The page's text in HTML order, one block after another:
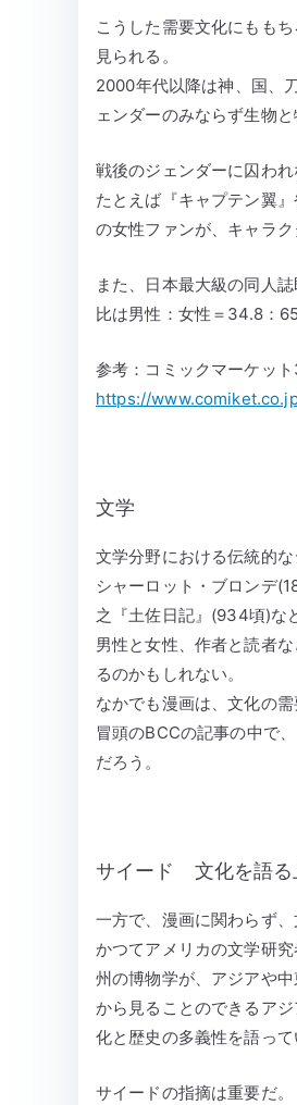
こうした需要文化にもも
見られる。
2000年代以降は神、国、
ェンダーのみならず生物
戦後のジェンダーに囚わ
たとえば『キャプテン翼
の女性ファンが、キャラ
また、日本最大級の同人
比は男性：女性＝34.8：
参考：コミックマーケッ
https://
文学
文学分野における伝統的
シャーロット・ブロンデ
之『土佐日記』(934頃)な
男性と女性、作者と読者
るのかもしれない。
なかでも漫画は、文化の
冒頭のBCCの記事の中で
だろう。
サイード 文化を語る
一方で、漫画に関わらず
かつてアメリカの文学研
州の博物学が、アジアや
から見ることのできるア
化と歴史の多義性を語っ
サイードの指摘は重要だ。